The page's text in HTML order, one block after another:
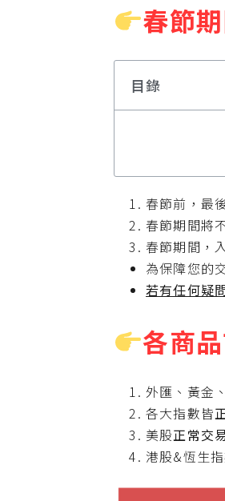
春節
目錄
春節前，最
春節期間將
春節期間，
為保障您的
若有任何疑
各商
外匯、黃金
各大指數皆
美股正常交
港股&恆生